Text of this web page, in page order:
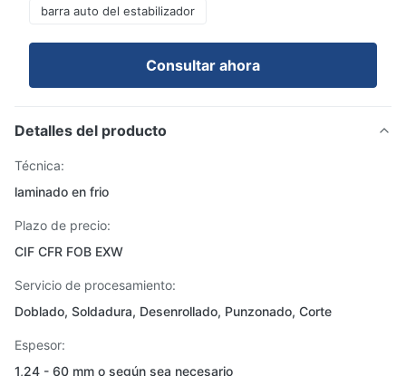
barra auto del estabilizador
Consultar ahora
Detalles del producto
Técnica:
laminado en frio
Plazo de precio:
CIF CFR FOB EXW
Servicio de procesamiento:
Doblado, Soldadura, Desenrollado, Punzonado, Corte
Espesor:
1,24 - 60 mm o según sea necesario